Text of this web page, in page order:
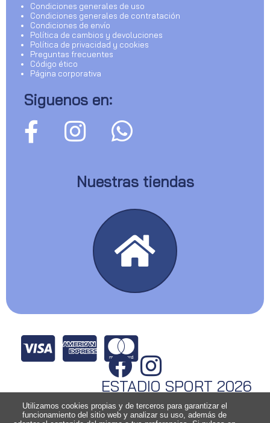
Condiciones generales de uso
Condiciones generales de contratación
Condiciones de envío
Política de cambios y devoluciones
Política de privacidad y cookies
Preguntas frecuentes
Código ético
Página corporativa
Siguenos en:
Nuestras tiendas
ESTADIO SPORT 2026
Utilizamos cookies propias y de terceros para garantizar el
funcionamiento del sitio web y analizar su uso, además de